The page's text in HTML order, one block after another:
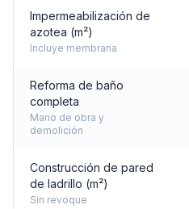
Impermeabilización de
azotea (m²)
Incluye membrana
Reforma de baño
completa
Mano de obra y
demolición
Construcción de pared
de ladrillo (m²)
Sin revoque